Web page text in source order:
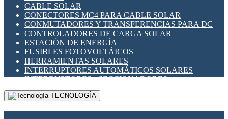
CABLE SOLAR
CONECTORES MC4 PARA CABLE SOLAR
CONMUTADORES Y TRANSFERENCIAS PARA DC
CONTROLADORES DE CARGA SOLAR
ESTACIÓN DE ENERGÍA
FUSIBLES FOTOVOLTÁICOS
HERRAMIENTAS SOLARES
INTERRUPTORES AUTOMÁTICOS SOLARES
INTERRUPTORES - SECCIONADORES
FOTOVOLTÁICOS
MONTAJE PANEL SOLAR
TECNOLOGÍA